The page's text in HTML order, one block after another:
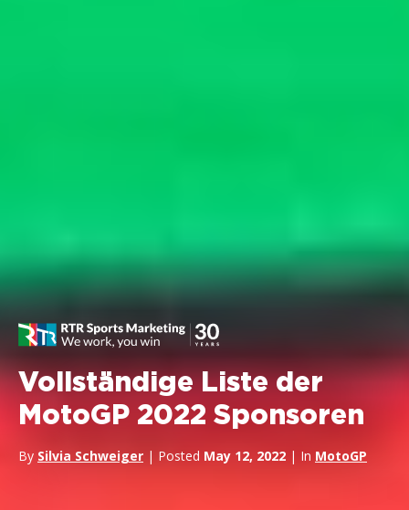
Vollständige Liste der
MotoGP 2022 Sponsoren
By Silvia Schweiger | Posted May 12, 2022 | In MotoGP